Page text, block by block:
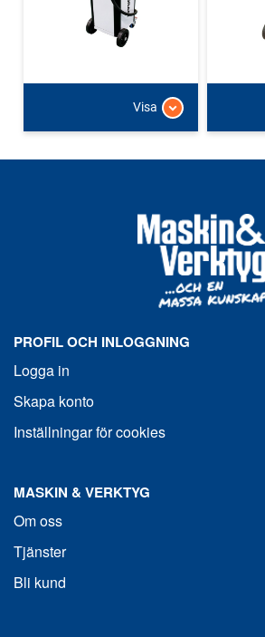
Visa
PROFIL OCH INLOGGNING
Logga in
Skapa konto
Inställningar för cookies
MASKIN & VERKTYG
Om oss
Tjänster
Bli kund